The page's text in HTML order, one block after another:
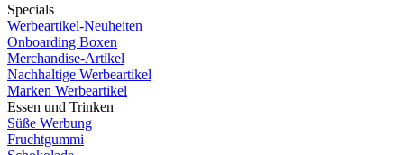
Specials
Werbeartikel-Neuheiten
Onboarding Boxen
Merchandise-Artikel
Nachhaltige Werbeartikel
Marken Werbeartikel
Essen und Trinken
Süße Werbung
Fruchtgummi